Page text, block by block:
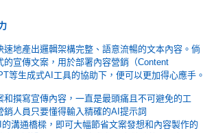
地產出邏輯架構完整、語意流暢的文本內容。倘
宣傳文案，用於部署內容營銷（Content
等生成式AI工具的協助下，便可以更加得心應手。
撰寫宣傳內容，一直是最頭痛且不可避免的工
人員只要懂得輸入精確的AI提示詞
的溝通橋樑，即可大幅節省文案發想和內容製作的